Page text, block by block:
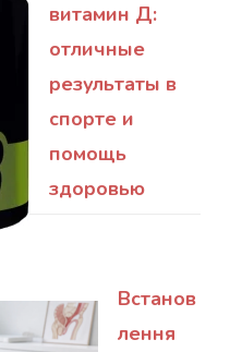
витамин Д:
отличные
результаты в
спорте и
помощь
здоровью
Встанов
лення